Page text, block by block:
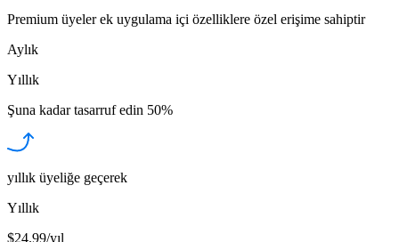
Premium üyeler ek uygulama içi özelliklere özel erişime sahiptir
Aylık
Yıllık
Şuna kadar tasarruf edin 50%
yıllık üyeliğe geçerek
Yıllık
$24.99/yıl